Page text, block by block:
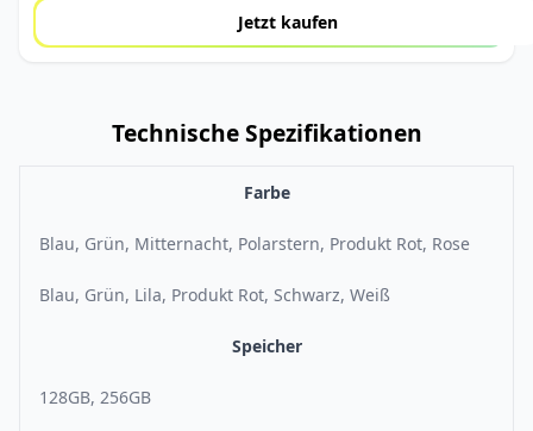
Jetzt kaufen
Technische Spezifikationen
Farbe
Blau, Grün, Mitternacht, Polarstern, Produkt Rot, Rose
Blau, Grün, Lila, Produkt Rot, Schwarz, Weiß
Speicher
128GB, 256GB